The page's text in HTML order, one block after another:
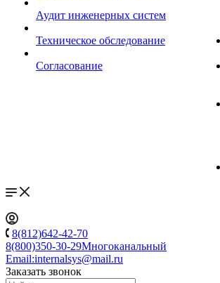
Аудит инженерных систем
Техническое обследование
Согласование
8(812)642-42-70
8(800)350-30-29Многоканальный
Email:internalsys@mail.ru
Заказать звонок